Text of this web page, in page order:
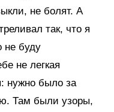
не болят. А
так, что я
не буду
не легкая
нужно было за
Там были узоры,